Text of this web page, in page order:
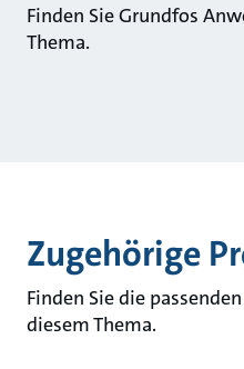
Finden Sie Grundfos
Thema.
Zugehörige
Finden Sie die
diesem Thema.